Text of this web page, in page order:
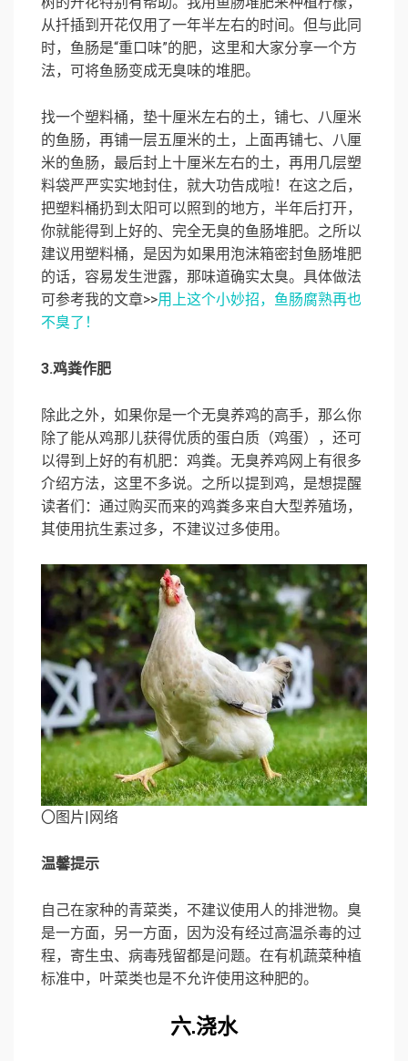
从扦插到开花仅用了一年半左右的时间。但与此同
时，鱼肠是“重口味”的肥，这里和大家分享一个方
法，可将鱼肠变成无臭味的堆肥。
找一个塑料桶，垫十厘米左右的土，铺七、八厘米
的鱼肠，再铺一层五厘米的土，上面再铺七、八厘
米的鱼肠，最后封上十厘米左右的土，再用几层塑
料袋严严实实地封住，就大功告成啦！在这之后，
把塑料桶扔到太阳可以照到的地方，半年后打开，
你就能得到上好的、完全无臭的鱼肠堆肥。之所以
建议用塑料桶，是因为如果用泡沫箱密封鱼肠堆肥
的话，容易发生泄露，那味道确实太臭。具体做法
可参考我的文章>>用上这个小妙招，鱼肠腐熟再也
不臭了！
3.鸡粪作肥
除此之外，如果你是一个无臭养鸡的高手，那么你
除了能从鸡那儿获得优质的蛋白质（鸡蛋），还可
以得到上好的有机肥：鸡粪。无臭养鸡网上有很多
介绍方法，这里不多说。之所以提到鸡，是想提醒
读者们：通过购买而来的鸡粪多来自大型养殖场，
其使用抗生素过多，不建议过多使用。
〇图片|网络
温馨提示
自己在家种的青菜类，不建议使用人的排泄物。臭
是一方面，另一方面，因为没有经过高温杀毒的过
程，寄生虫、病毒残留都是问题。在有机蔬菜种植
标准中，叶菜类也是不允许使用这种肥的。
六.浇水